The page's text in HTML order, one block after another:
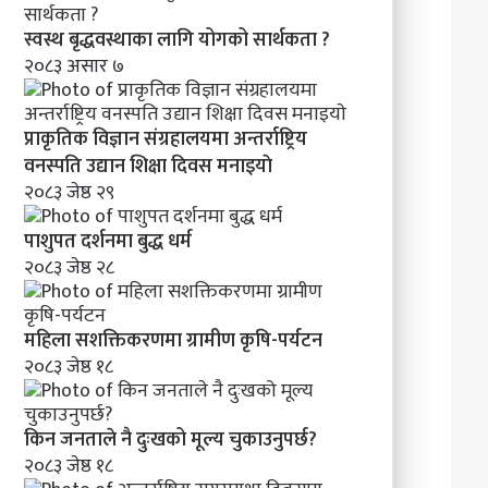
स्वस्थ बृद्धवस्थाका लागि योगको सार्थकता ?
२०८३ असार ७
प्राकृतिक विज्ञान संग्रहालयमा अन्तर्राष्ट्रिय
वनस्पति उद्यान शिक्षा दिवस मनाइयाे
२०८३ जेष्ठ २९
पाशुपत दर्शनमा बुद्ध धर्म​
२०८३ जेष्ठ २८
महिला सशक्तिकरणमा ग्रामीण कृषि-पर्यटन
२०८३ जेष्ठ १८
किन जनताले नै दुःखको मूल्य चुकाउनुपर्छ?
२०८३ जेष्ठ १८